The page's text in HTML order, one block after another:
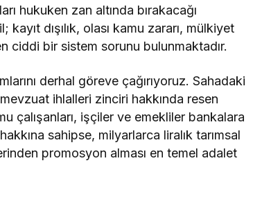
hukuken zan altında bırakacağı
dışılık, olası kamu zararı, mülkiyet
ciddi bir sistem sorunu bulunmaktadır.
derhal göreve çağırıyoruz. Sahadaki
ihlalleri zinciri hakkında resen
çalışanları, işçiler ve emekliler bankalara
sahipse, milyarlarca liralık tarımsal
promosyon alması en temel adalet